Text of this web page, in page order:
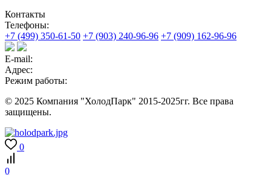
Контакты
Телефоны:
+7 (499) 350-61-50 +7 (903) 240-96-96 +7 (909) 162-96-96
E-mail:
Адрес:
Режим работы:
© 2025 Компания "ХолодПарк" 2015-2025гг. Все права
защищены.
0
0